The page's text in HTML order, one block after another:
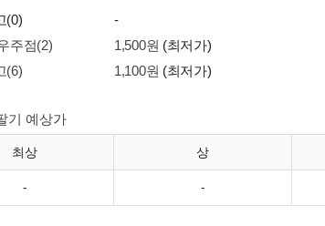
(0)
-
주점(2)
1,500원 (최저가)
(6)
1,100원 (최저가)
기 예상가
최상 상
- -